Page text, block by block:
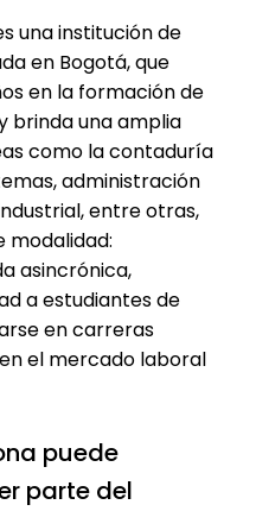
una institución de
en Bogotá, que
en la formación de
brinda una amplia
como la contaduría
administración
entre otras,
modalidad:
asincrónica,
a estudiantes de
en carreras
el mercado laboral
puede
parte del